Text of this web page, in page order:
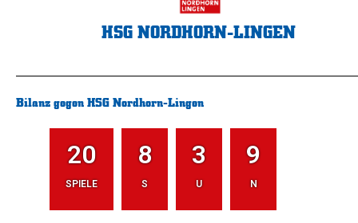
HSG NORDHORN-LINGEN
Bilanz gegen HSG Nordhorn-Lingen
20
SPIELE
8
S
3
U
9
N